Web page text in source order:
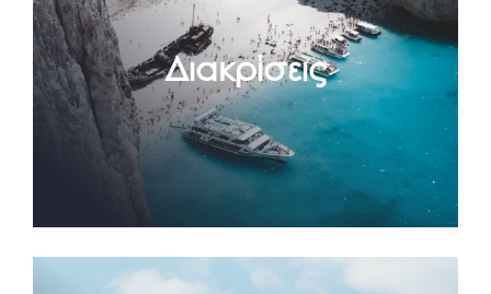
Διακρίσεις